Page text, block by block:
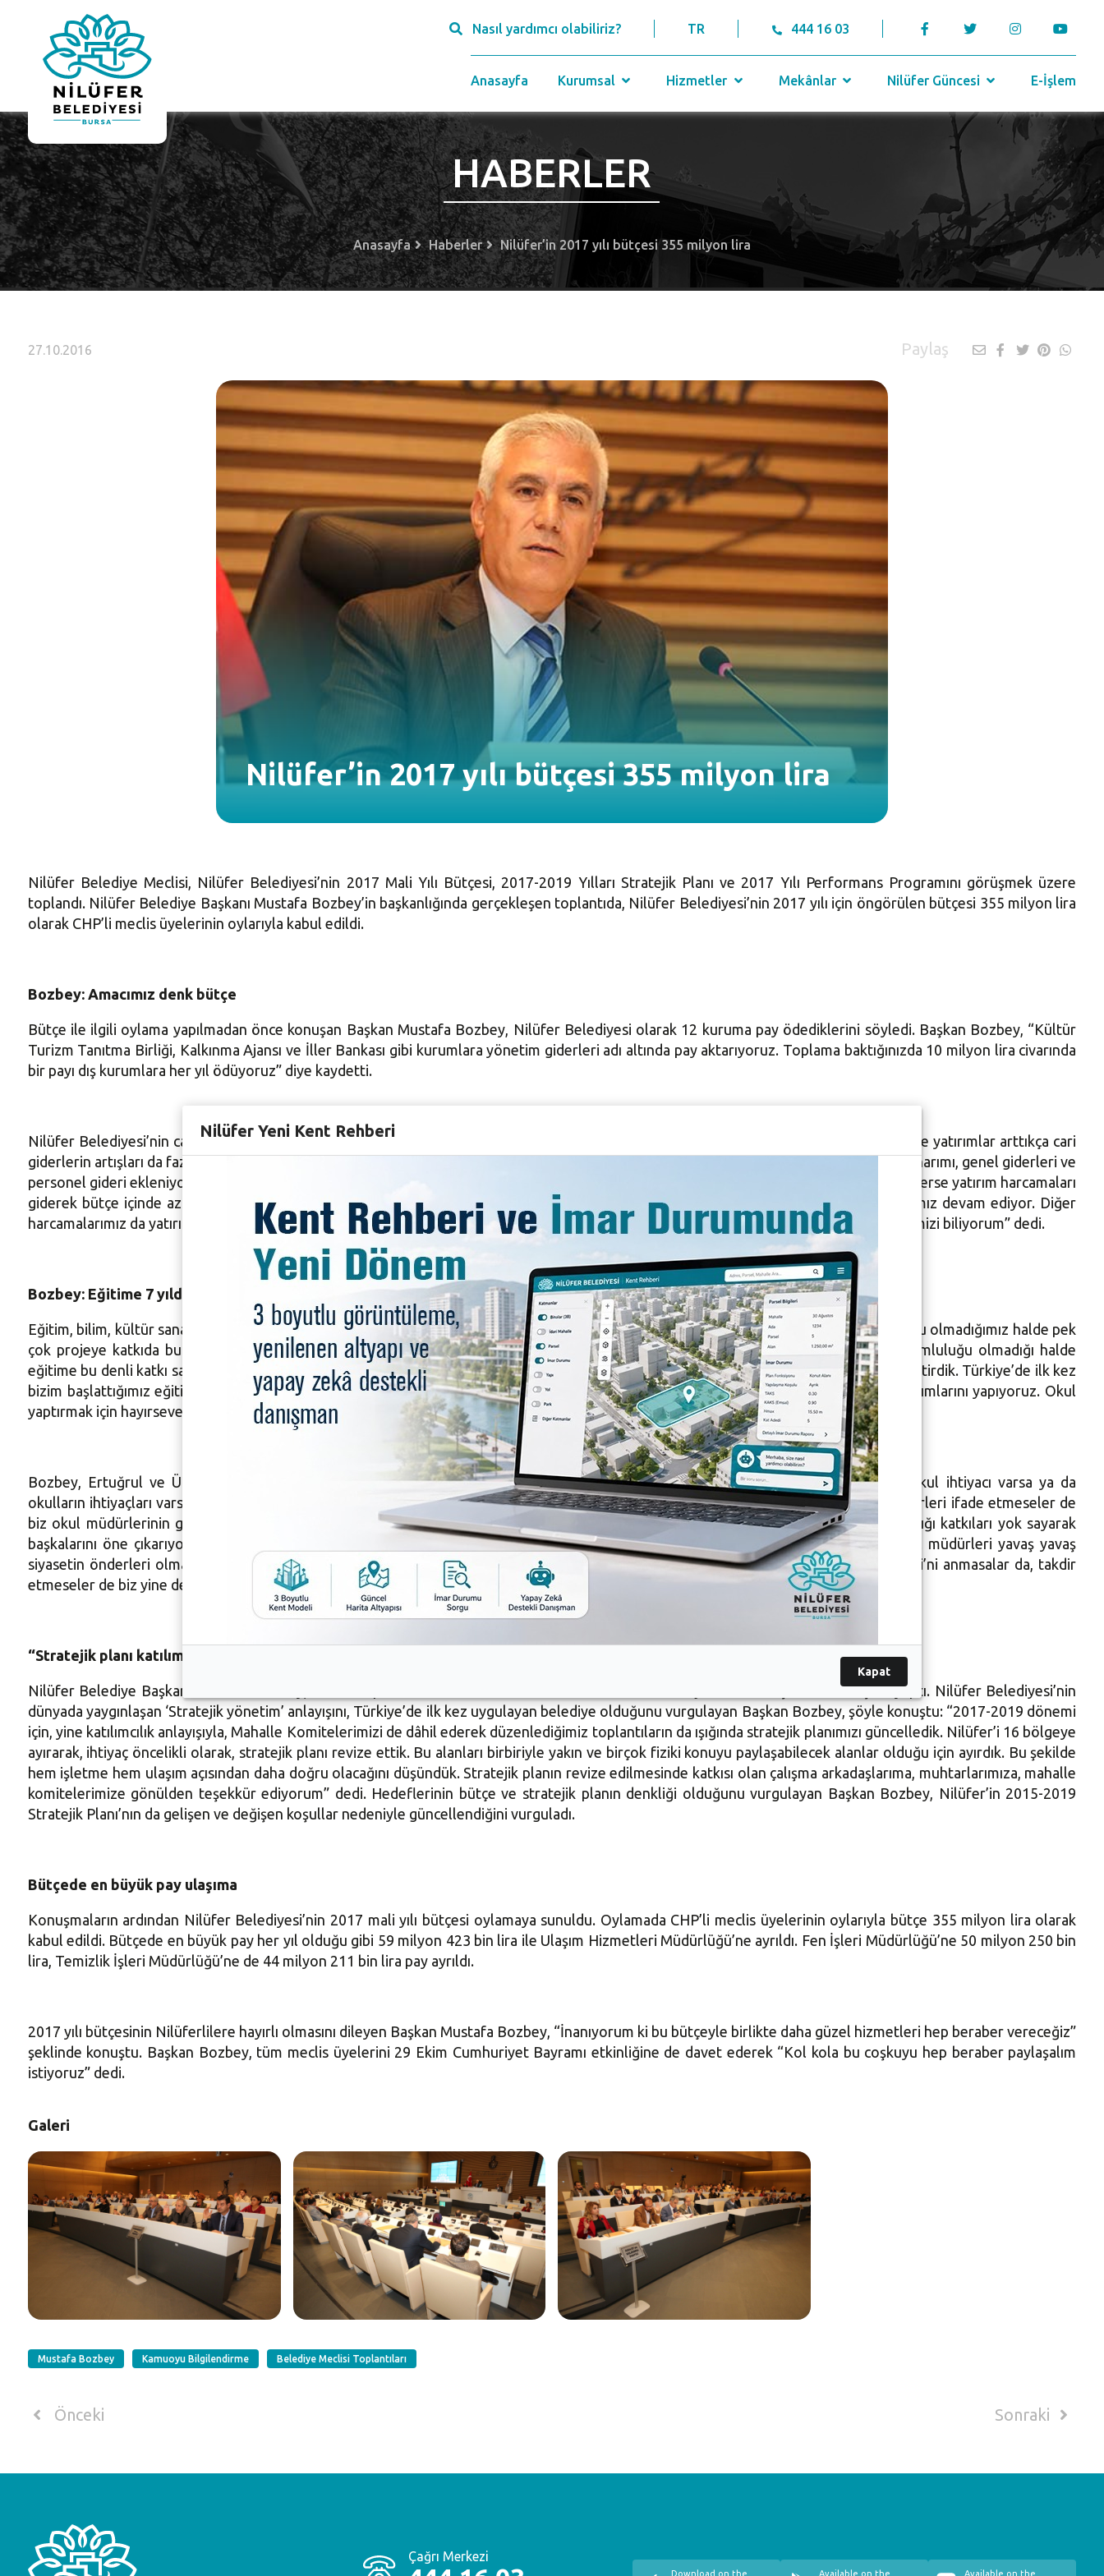
Nasıl yardımcı olabiliriz? TR 444 16 03
Anasayfa Kurumsal Hizmetler Mekânlar Nilüfer Güncesi E-İşlem
HABERLER
Anasayfa Haberler Nilüfer’in 2017 yılı bütçesi 355 milyon lira
27.10.2016 Paylaş
Nilüfer’in 2017 yılı bütçesi 355 milyon lira
Nilüfer Belediye Meclisi, Nilüfer Belediyesi’nin 2017 Mali Yılı Bütçesi, 2017-2019 Yılları Stratejik Planı ve 2017 Yılı Performans Programını görüşmek üzere
toplandı. Nilüfer Belediye Başkanı Mustafa Bozbey’in başkanlığında gerçekleşen toplantıda, Nilüfer Belediyesi’nin 2017 yılı için öngörülen bütçesi 355 milyon lira
olarak CHP’li meclis üyelerinin oylarıyla kabul edildi.
Bozbey: Amacımız denk bütçe
Bütçe ile ilgili oylama yapılmadan önce konuşan Başkan Mustafa Bozbey, Nilüfer Belediyesi olarak 12 kuruma pay ödediklerini söyledi. Başkan Bozbey, “Kültür
Turizm Tanıtma Birliği, Kalkınma Ajansı ve İller Bankası gibi kurumlara yönetim giderleri adı altında pay aktarıyoruz. Toplama baktığınızda 10 milyon lira civarında
bir payı dış kurumlara her yıl ödüyoruz” diye kaydetti.
Nilüfer Belediyesi’nin cari gider ile yatırım giderlerini dengelemeye çalışan bir kurum olduğunu ifade eden Başkan Bozbey, “Zaman içinde yatırımlar arttıkça cari
giderlerin artışları da fazlalaştı. Günümüzde bu oran cari giderler lehine ağırlık kazanmaya başladı. Çünkü yaptığınız tesise bir de bakımı, onarımı, genel giderleri ve
personel gideri ekleniyor ve sürekli cari gider artmış oluyor. Onun için bazı projeleri yap-işlet-devret modeliyle yapıyoruz. Çünkü böyle giderse yatırım harcamaları
giderek bütçe içinde azalacak, cari harcamalar fazlalaşacaktır. Nilüfer Belediyesi olarak şu anda yüzde 60 seviyesinde cari harcamalarımız devam ediyor. Diğer
harcamalarımız da yatırım harcamaları. Amacımız, denk bütçe olmasını sağlamaktır. Bunu da hep birlikte takibini yaparak gerçekleştireceğimizi biliyorum” dedi.
Bozbey: Eğitime 7 yılda 40 milyon lira harcadık
Eğitim, bilim, kültür sanat ve sporla fark yaratma anlayışında olduklarını vurgulayan Başkan Bozbey, “Bu farkı ortaya koyarken de sorumlu olmadığımız halde pek
çok projeye katkıda bulunduğumuzu belirtmek istiyorum. Örneğin sadece eğitime 7 yılda 40 milyon lira civarında bütçe ayırdık. Sorumluluğu olmadığı halde
eğitime bu denli katkı sağlayan bir kurumdur Nilüfer Belediyesi. Biz bu bütçeyi ayırırken bazı fiziki projelerimizi de ya öteledik ya da geciktirdik. Türkiye’de ilk kez
bizim başlattığımız eğitime yapılan önemli katkılardan biri de yardımcı personeldir. Okul yapıyoruz, okulların bahçelerini, bakım ve onarımlarını yapıyoruz. Okul
yaptırmak için hayırsever buluyoruz” dedi.
Bozbey, Ertuğrul ve Üçevler Mahallelerine hayırseverler desteğiyle okul kazandırmak için çalışmaları sürdürdüklerini belirterek, “Okul ihtiyacı varsa ya da
okulların ihtiyaçları varsa bunu yapma zorunluluğunu kendimizde görüyoruz. Her ne kadar okullara yaptıklarımızın karşılığını okul müdürleri ifade etmeseler de
biz okul müdürlerinin geçici olduğunu bildiğimiz için Nilüferli çocuklarımız için bunu yapıyoruz. O müdürler Nilüfer Belediyesi’nin yaptığı katkıları yok sayarak
başkalarını öne çıkarıyorlar. Bu şekilde Milli Eğitime hizmet ettiğini düşünen o yetkili müdürler bizim için hiç önemli değil. Artık okul müdürleri yavaş yavaş
siyasetin önderleri olmaya başladılar. Bizim eğitim üzerinde siyasetle anlayışımız yok. Eğitimde siyaset olmaz. Onlar Nilüfer Belediyesi’ni anmasalar da, takdir
etmeseler de biz yine de çocuklarımız için o okullara hizmet etmeye devam edeceğiz” dedi.
“Stratejik planı katılımcılıkla revize ettik”
Nilüfer Belediye Başkanı Mustafa Bozbey, meclis toplantısında revize edilen 2017-2019 Yılları Stratejik Planı’na ilişkin de konuşma yaptı. Nilüfer Belediyesi’nin
dünyada yaygınlaşan ‘Stratejik yönetim’ anlayışını, Türkiye’de ilk kez uygulayan belediye olduğunu vurgulayan Başkan Bozbey, şöyle konuştu: “2017-2019 dönemi
için, yine katılımcılık anlayışıyla, Mahalle Komitelerimizi de dâhil ederek düzenlediğimiz toplantıların da ışığında stratejik planımızı güncelledik. Nilüfer’i 16 bölgeye
ayırarak, ihtiyaç öncelikli olarak, stratejik planı revize ettik. Bu alanları birbiriyle yakın ve birçok fiziki konuyu paylaşabilecek alanlar olduğu için ayırdık. Bu şekilde
hem işletme hem ulaşım açısından daha doğru olacağını düşündük. Stratejik planın revize edilmesinde katkısı olan çalışma arkadaşlarıma, muhtarlarımıza, mahalle
komitelerimize gönülden teşekkür ediyorum” dedi. Hedeflerinin bütçe ve stratejik planın denkliği olduğunu vurgulayan Başkan Bozbey, Nilüfer’in 2015-2019
Stratejik Planı’nın da gelişen ve değişen koşullar nedeniyle güncellendiğini vurguladı.
Bütçede en büyük pay ulaşıma
Konuşmaların ardından Nilüfer Belediyesi’nin 2017 mali yılı bütçesi oylamaya sunuldu. Oylamada CHP’li meclis üyelerinin oylarıyla bütçe 355 milyon lira olarak
kabul edildi. Bütçede en büyük pay her yıl olduğu gibi 59 milyon 423 bin lira ile Ulaşım Hizmetleri Müdürlüğü’ne ayrıldı. Fen İşleri Müdürlüğü’ne 50 milyon 250 bin
lira, Temizlik İşleri Müdürlüğü’ne de 44 milyon 211 bin lira pay ayrıldı.
2017 yılı bütçesinin Nilüferlilere hayırlı olmasını dileyen Başkan Mustafa Bozbey, “İnanıyorum ki bu bütçeyle birlikte daha güzel hizmetleri hep beraber vereceğiz”
şeklinde konuştu. Başkan Bozbey, tüm meclis üyelerini 29 Ekim Cumhuriyet Bayramı etkinliğine de davet ederek “Kol kola bu coşkuyu hep beraber paylaşalım
istiyoruz” dedi.
Galeri
Mustafa Bozbey Kamuoyu Bilgilendirme Belediye Meclisi Toplantıları
Önceki Sonraki
Çağrı Merkezi
Download on the Available on the Available on the
Nilüfer Yeni Kent Rehberi
Kapat